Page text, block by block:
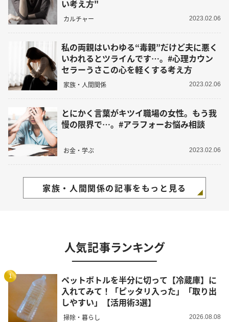
い考え方"
カルチャー 2023.02.06
私の両親はいわゆる“毒親”だけど夫に悪く
いわれるとツライんです…。#心理カウン
セラーうさこの心を軽くする考え方
家族・人間関係 2023.02.06
とにかく言葉がキツイ職場の女性。もう我
慢の限界で…。#アラフォーお悩み相談
お金・学ぶ 2023.02.06
家族・人間関係の記事をもっと見る
人気記事ランキング
1
ペットボトルを半分に切って【冷蔵庫】に
入れてみて！「ピッタリ入った」「取り出
しやすい」【活用術3選】
掃除・暮らし 2026.08.08